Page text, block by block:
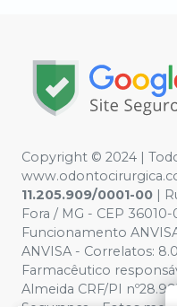
Copyright © 2024 |
11.205.909/0001-00 |
Fora / MG - CEP
Funcionamento
ANVISA - Correlatos:
Farmacêutico
Almeida CRF/PI